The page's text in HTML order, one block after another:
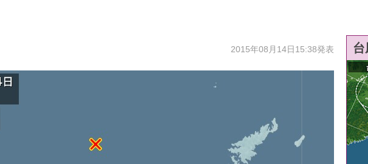
2015年08月14日15:38発表